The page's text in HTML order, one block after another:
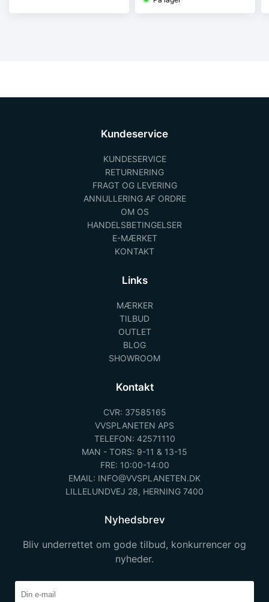
Kundeservice
KUNDESERVICE
RETURNERING
FRAGT OG LEVERING
ANNULLERING AF ORDRE
OM OS
HANDELSBETINGELSER
E-MÆRKET
KONTAKT
Links
MÆRKER
TILBUD
OUTLET
BLOG
SHOWROOM
Kontakt
CVR: 37585165
VVSPLANETEN APS
TELEFON: 42571110
MAN - TORS: 9-11 & 13-15
FRE: 10:00-14:00
EMAIL: INFO@VVSPLANETEN.DK
LILLELUNDVEJ 28, HERNING 7400
Nyhedsbrev
Bliv underrettet om gode tilbud, konkurrencer og
nyheder.